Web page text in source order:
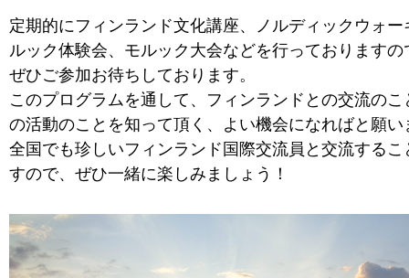
定期的にフィンランド文化講座、ノルディックウォー
ルック体験会、モルック大会などを行っておりますの
ぜひご参加お待ちしております。
このプログラムを通して、フィンランドとの交流のこ
の活動のことを知って頂く、よい機会になればと願い
全国でも珍しいフィンランド国際交流員と交流するこ
すので、ぜひ一緒に楽しみましょう！